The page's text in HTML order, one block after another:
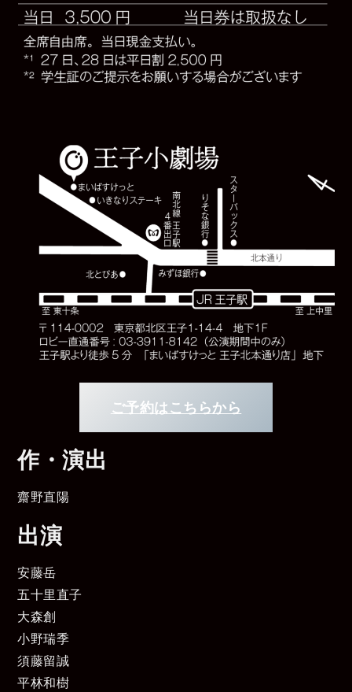
ご予約はこちらから
作・演出
齋野直陽
出演
安藤岳
五十里直子
大森創
小野瑞季
須藤留誠
平林和樹